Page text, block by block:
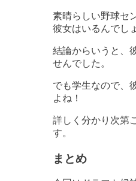
素晴らしい野球セ
彼女はいるんでし
結論からいうと、
せんでした 。
でも学生なので、
よね！
詳しく分かり次第
す。
まとめ